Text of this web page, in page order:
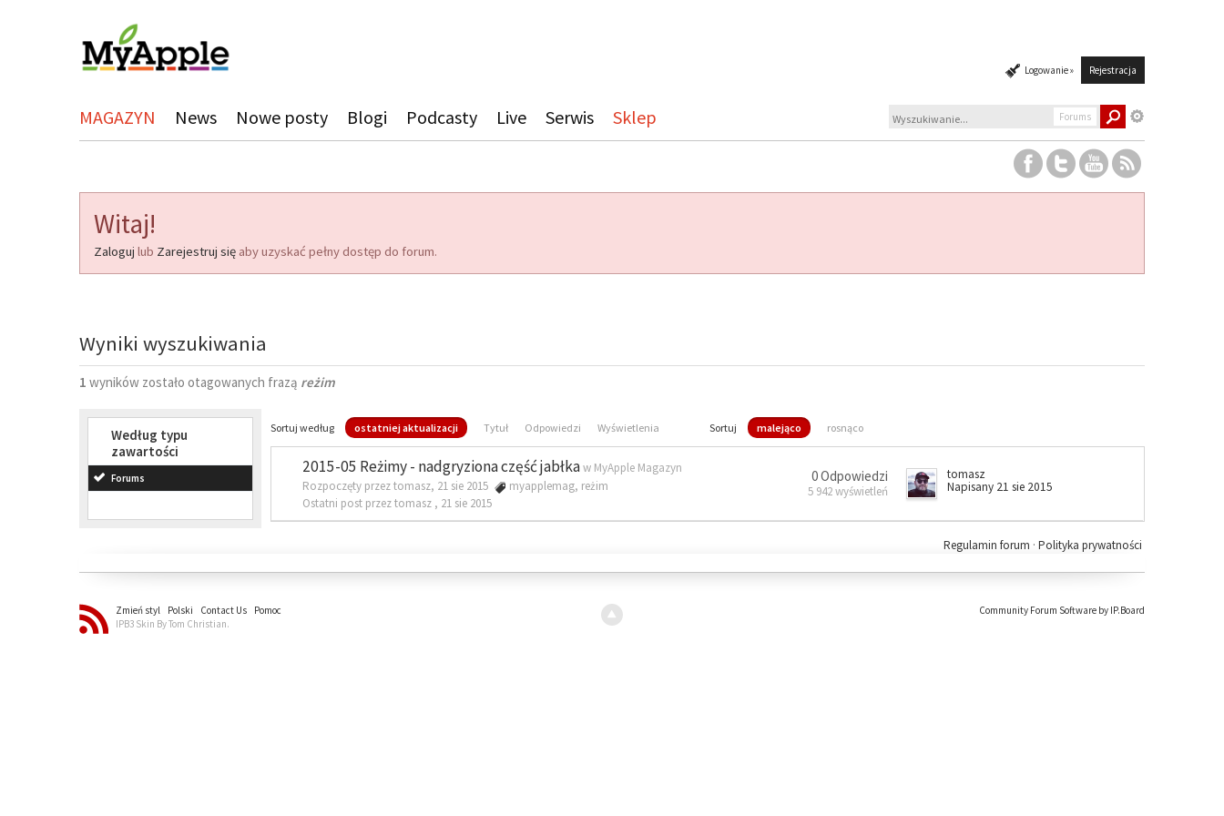
Logowanie » Rejestracja
MAGAZYN News Nowe posty Blogi Podcasty Live Serwis Sklep Forums
Witaj!
Zaloguj lub Zarejestruj się aby uzyskać pełny dostęp do forum.
Wyniki wyszukiwania
1 wyników zostało otagowanych frazą reżim
Według typu
zawartości
Forums
Sortuj według ostatniej aktualizacji Tytuł Odpowiedzi Wyświetlenia Sortuj malejąco rosnąco
2015-05 Reżimy - nadgryziona część jabłkaw MyApple Magazyn
Rozpoczęty przez tomasz, 21 sie 2015
myapplemag, reżim
Ostatni post przez tomasz , 21 sie 2015
0 Odpowiedzi
5 942 wyświetleń
tomasz
Napisany 21 sie 2015
Polityka prywatności
Regulamin forum ·
Zmień styl Polski Contact Us
Pomoc
IPB3 Skin By Tom Christian.
Community Forum Software by IP.Board